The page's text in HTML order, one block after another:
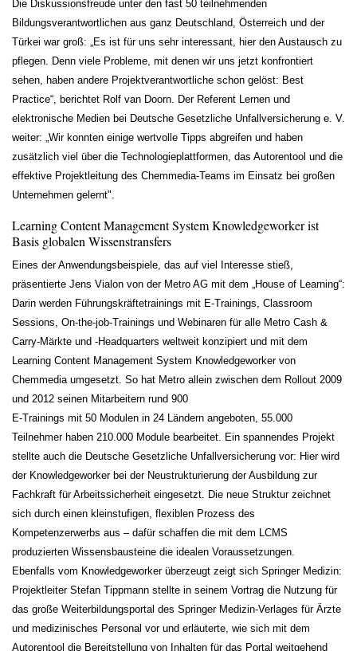
Die Diskussionsfreude unter den fast 50 teilnehmenden
Bildungsverantwortlichen aus ganz Deutschland, Österreich und der
Türkei war groß: „Es ist für uns sehr interessant, hier den Austausch zu
pflegen. Denn viele Probleme, mit denen wir uns jetzt konfrontiert
sehen, haben andere Projektverantwortliche schon gelöst: Best
Practice“, berichtet Rolf van Doorn. Der Referent Lernen und
elektronische Medien bei Deutsche Gesetzliche Unfallversicherung e. V.
weiter: „Wir konnten einige wertvolle Tipps abgreifen und haben
zusätzlich viel über die Technologieplattformen, das Autorentool und die
effektive Projektleitung des Chemmedia-Teams im Einsatz bei großen
Unternehmen gelernt".
Learning Content Management System Knowledgeworker ist
Basis globalen Wissenstransfers
Eines der Anwendungsbeispiele, das auf viel Interesse stieß,
präsentierte Jens Vialon von der Metro AG mit dem „House of Learning“:
Darin werden Führungskräftetrainings mit E-Trainings, Classroom
Sessions, On-the-job-Trainings und Webinaren für alle Metro Cash &
Carry-Märkte und -Headquarters weltweit konzipiert und mit dem
Learning Content Management System Knowledgeworker von
Chemmedia umgesetzt. So hat Metro allein zwischen dem Rollout 2009
und 2012 seinen Mitarbeitern rund 900
E-Trainings mit 50 Modulen in 24 Ländern angeboten, 55.000
Teilnehmer haben 210.000 Module bearbeitet. Ein spannendes Projekt
stellte auch die Deutsche Gesetzliche Unfallversicherung vor: Hier wird
der Knowledgeworker bei der Neustrukturierung der Ausbildung zur
Fachkraft für Arbeitssicherheit eingesetzt. Die neue Struktur zeichnet
sich durch einen kleinstufigen, flexiblen Prozess des
Kompetenzerwerbs aus – dafür schaffen die mit dem LCMS
produzierten Wissensbausteine die idealen Voraussetzungen.
Ebenfalls vom Knowledgeworker überzeugt zeigt sich Springer Medizin:
Projektleiter Stefan Tippmann stellte in seinem Vortrag die Nutzung für
das große Weiterbildungsportal des Springer Medizin-Verlages für Ärzte
und medizinisches Personal vor und erläuterte, wie sich mit dem
Autorentool die Bereitstellung von Inhalten für das Portal weitgehend